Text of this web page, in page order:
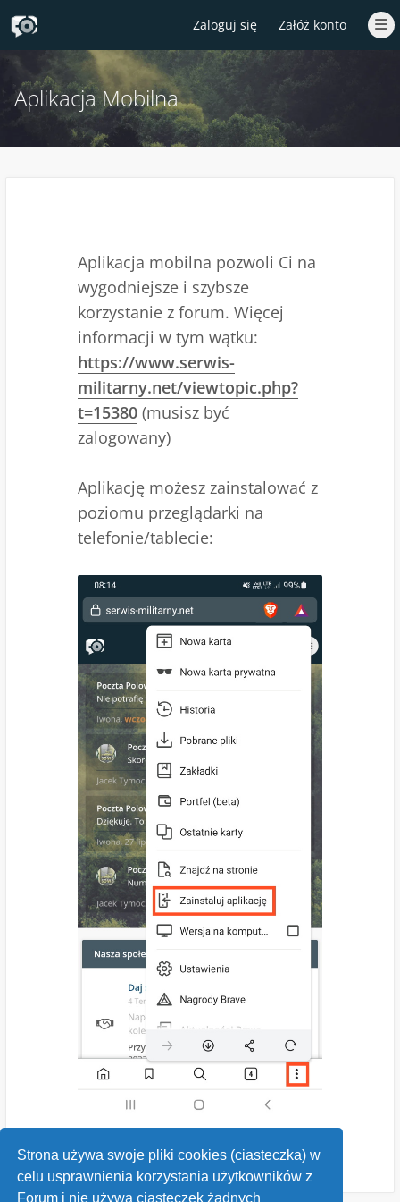
Strona używa swoje pliki cookies (ciasteczka) w
celu usprawnienia korzystania użytkowników z
Forum i nie używa ciasteczek żadnych
Zaloguj się Załóż konto
Aplikacja Mobilna
Aplikacja mobilna pozwoli Ci na
wygodniejsze i szybsze
korzystanie z forum. Więcej
informacji w tym wątku:
https://www.serwis-
militarny.net/viewtopic.php?
t=15380 (musisz być
zalogowany)
Aplikację możesz zainstalować z
poziomu przeglądarki na
telefonie/tablecie: